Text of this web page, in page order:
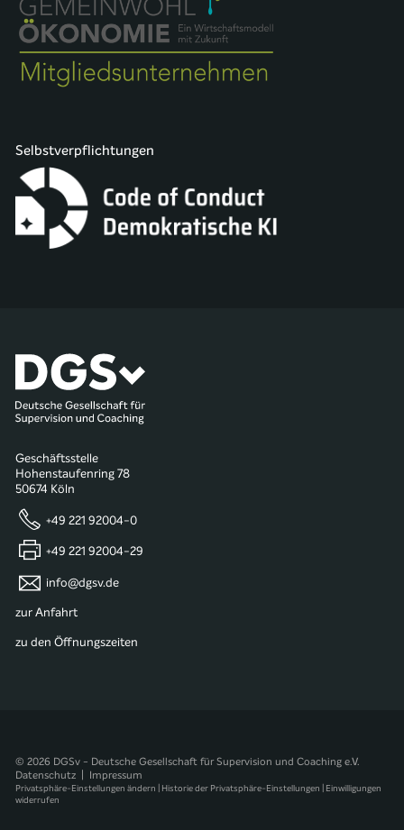
Selbstverpflichtungen
Geschäftsstelle
Hohenstaufenring 78
50674 Köln
+49 221 92004-0
+49 221 92004-29
info@dgsv.de
zur Anfahrt
zu den Öffnungszeiten
© 2026 DGSv - Deutsche Gesellschaft für Supervision und Coaching e.V.
Datenschutz
Impressum
Privatsphäre-Einstellungen ändern | Historie der Privatsphäre-Einstellungen | Einwilligungen
widerrufen